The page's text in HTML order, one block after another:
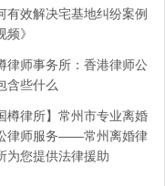
有效解决宅基地纠纷案例
频》
律师事务所：香港律师公
含些什么
樽律所】常州市专业离婚
律师服务——常州离婚律
为您提供法律援助